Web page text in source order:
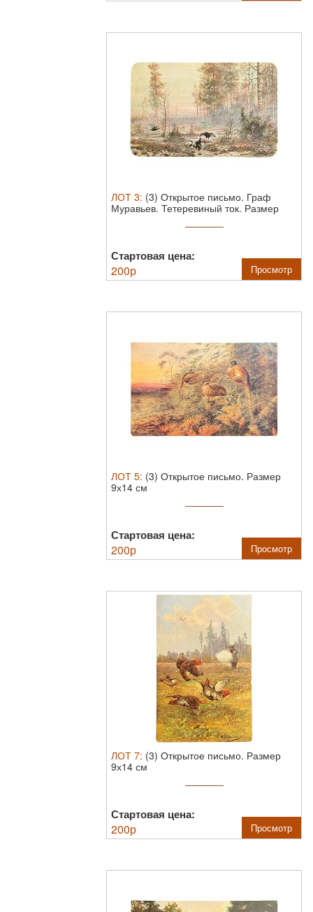
ЛОТ 3: (3) Открытое письмо. Граф
Муравьев. Тетеревиный ток. Размер
Стартовая цена:
200р Просмотр
ЛОТ 5: (3) Открытое письмо. Размер
9х14 см
Стартовая цена:
200р Просмотр
ЛОТ 7: (3) Открытое письмо. Размер
9х14 см
Стартовая цена:
200р Просмотр